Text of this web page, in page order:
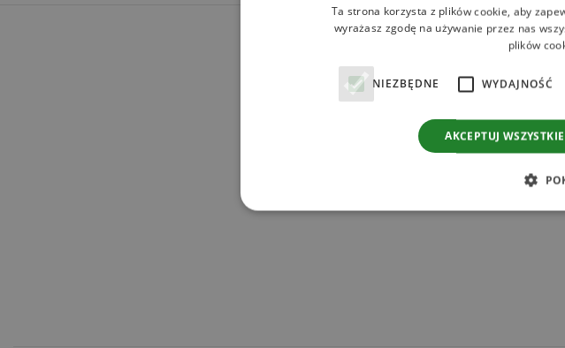
Ta strona korzysta z plików cookie, aby
wyrażasz zgodę na używanie przez nas
plików
NIEZBĘDNE WYDAJNOŚĆ
AKCEPTUJ WSZYSTKIE